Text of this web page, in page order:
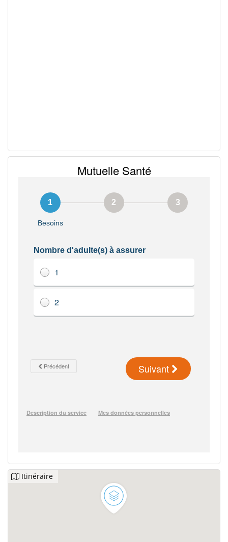
Itinéraire